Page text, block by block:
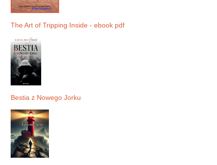
The Art of Tripping Inside - ebook pdf
Bestia z Nowego Jorku